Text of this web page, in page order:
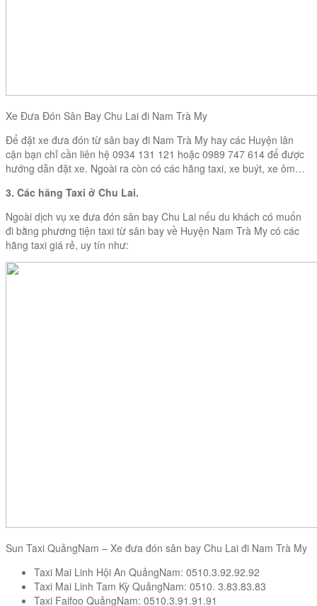
Xe Đưa Đón Sân Bay Chu Lai đi Nam Trà My
Để đặt xe đưa đón từ sân bay đi Nam Trà My hay các Huyện lân
cận bạn chỉ cần liên hệ 0934 131 121 hoặc 0989 747 614 để được
hướng dẫn đặt xe. Ngoài ra còn có các hãng taxi, xe buýt, xe ôm…
3. Các hãng Taxi ở Chu Lai.
Ngoài dịch vụ xe đưa đón sân bay Chu Lai nếu du khách có muốn
đi bằng phương tiện taxi từ sân bay về Huyện Nam Trà My có các
hãng taxi giá rẻ, uy tín như:
Sun Taxi QuảngNam – Xe đưa đón sân bay Chu Lai đi Nam Trà My
Taxi Mai Linh Hội An QuảngNam: 0510.3.92.92.92
Taxi Mai Linh Tam Kỳ QuảngNam: 0510. 3.83.83.83
Taxi Faifoo QuảngNam: 0510.3.91.91.91